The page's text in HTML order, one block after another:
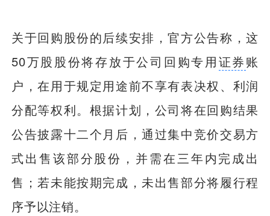
关于回购股份的后续安排，官方公告称，这
50万股股份将存放于公司回购专用证券账
户，在用于规定用途前不享有表决权、利润
分配等权利。根据计划，公司将在回购结果
公告披露十二个月后，通过集中竞价交易方
式出售该部分股份，并需在三年内完成出
售；若未能按期完成，未出售部分将履行程
序予以注销。